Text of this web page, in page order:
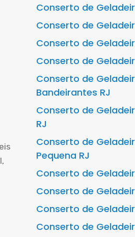
Conserto de
Conserto de
Conserto de
Conserto de
Conserto de
Bandeirantes RJ
Conserto de
RJ
Conserto de
Pequena RJ
Conserto de
Conserto de
Conserto de
Conserto de